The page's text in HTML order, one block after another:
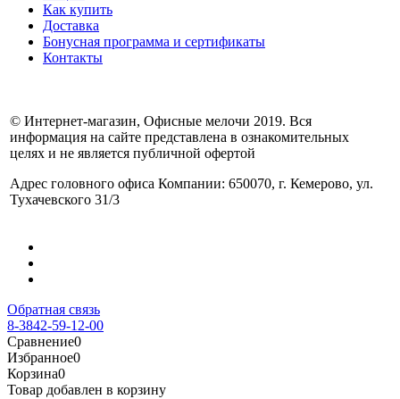
Как купить
Доставка
Бонусная программа и сертификаты
Контакты
© Интернет-магазин, Офисные мелочи 2019. Вся
информация на сайте представлена в ознакомительных
целях и не является публичной офертой
Адрес головного офиса Компании: 650070, г. Кемерово, ул.
Тухачевского 31/3
Обратная связь
8-3842-59-12-00
Сравнение0
Избранное0
Корзина0
Товар добавлен в корзину